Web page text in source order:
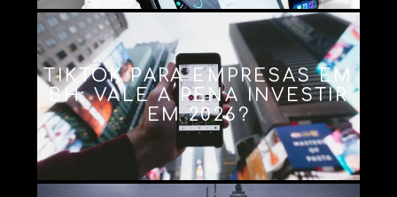
TIKTOK PARA EMPRESAS EM
BH: VALE A PENA INVESTIR
EM 2026?